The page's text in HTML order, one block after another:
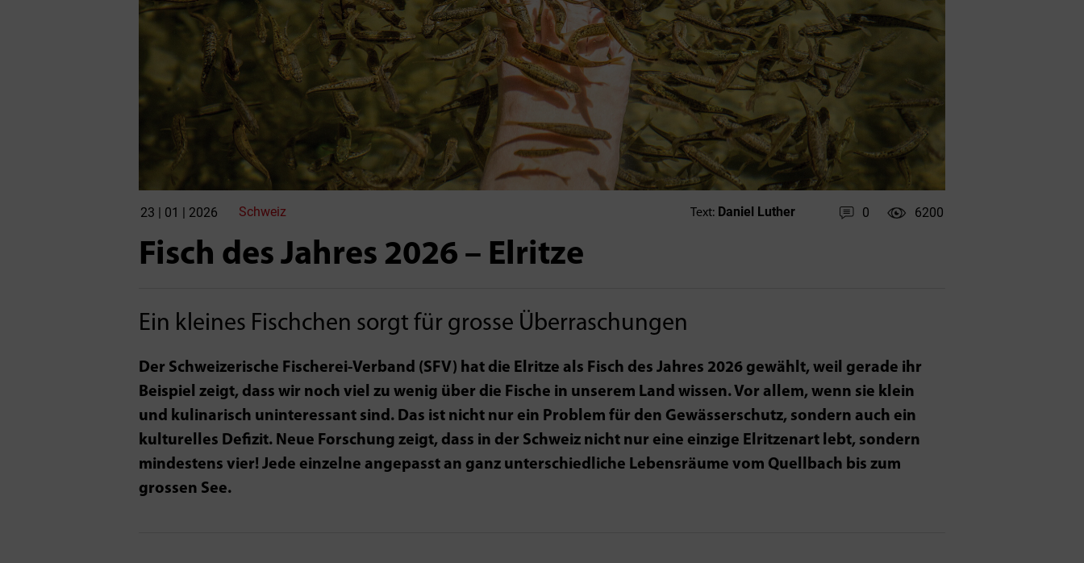
23 | 01 | 2026 Schweiz Text: Daniel Luther 0 6200
Fisch des Jahres 2026 – Elritze
Ein kleines Fischchen sorgt für grosse Überraschungen
Der Schweizerische Fischerei-Verband (SFV) hat die Elritze als Fisch des Jahres 2026 gewählt, weil gerade ihr
Beispiel zeigt, dass wir noch viel zu wenig über die Fische in unserem Land wissen. Vor allem, wenn sie klein
und kulinarisch uninteressant sind. Das ist nicht nur ein Problem für den Gewässerschutz, sondern auch ein
kulturelles Defizit. Neue Forschung zeigt, dass in der Schweiz nicht nur eine einzige Elritzenart lebt, sondern
mindestens vier! Jede einzelne angepasst an ganz unterschiedliche Lebensräume vom Quellbach bis zum
grossen See.